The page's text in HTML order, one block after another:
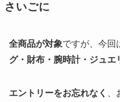
さいごに
全商品が対象ですが、今回
グ・財布・腕時計・ジュエ
エントリーをお忘れなく 、